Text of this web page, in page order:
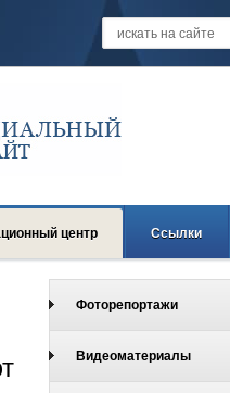
центр Ссылки
Фоторепортажи
Видеоматериалы